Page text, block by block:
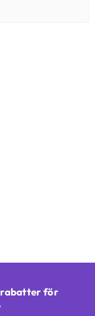
rabatter för